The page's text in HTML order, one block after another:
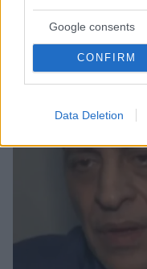
Google consents
CONFIRM
Data Deletion